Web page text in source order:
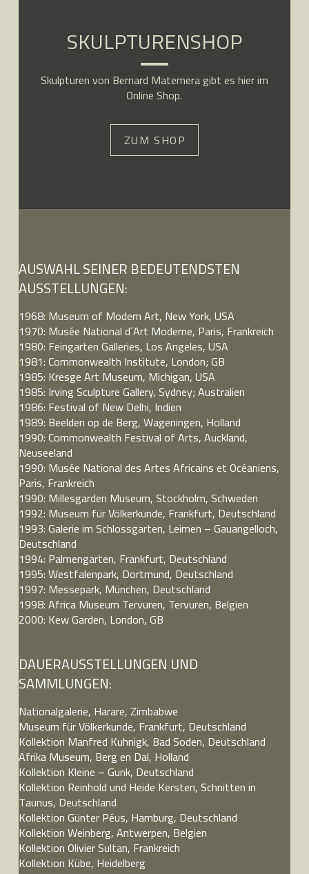
SKULPTURENSHOP
Skulpturen von Bernard Matemera gibt es hier im
Online Shop.
ZUM SHOP
AUSWAHL SEINER BEDEUTENDSTEN
AUSSTELLUNGEN:
1968: Museum of Modern Art, New York, USA
1970: Musée National d´Art Moderne, Paris, Frankreich
1980: Feingarten Galleries, Los Angeles, USA
1981: Commonwealth Institute, London; GB
1985: Kresge Art Museum, Michigan, USA
1985: Irving Sculpture Gallery, Sydney; Australien
1986: Festival of New Delhi, Indien
1989: Beelden op de Berg, Wageningen, Holland
1990: Commonwealth Festival of Arts, Auckland,
Neuseeland
1990: Musée National des Artes Africains et Océaniens,
Paris, Frankreich
1990: Millesgarden Museum, Stockholm, Schweden
1992: Museum für Völkerkunde, Frankfurt, Deutschland
1993: Galerie im Schlossgarten, Leimen – Gauangelloch,
Deutschland
1994: Palmengarten, Frankfurt, Deutschland
1995: Westfalenpark, Dortmund, Deutschland
1997: Messepark, München, Deutschland
1998: Africa Museum Tervuren, Tervuren, Belgien
2000: Kew Garden, London, GB
DAUERAUSSTELLUNGEN UND
SAMMLUNGEN:
Nationalgalerie, Harare, Zimbabwe
Museum für Völkerkunde, Frankfurt, Deutschland
Kollektion Manfred Kuhnigk, Bad Soden, Deutschland
Afrika Museum, Berg en Dal, Holland
Kollektion Kleine – Gunk, Deutschland
Kollektion Reinhold und Heide Kersten, Schnitten in
Taunus, Deutschland
Kollektion Günter Péus, Hamburg, Deutschland
Kollektion Weinberg, Antwerpen, Belgien
Kollektion Olivier Sultan, Frankreich
Kollektion Kübe, Heidelberg